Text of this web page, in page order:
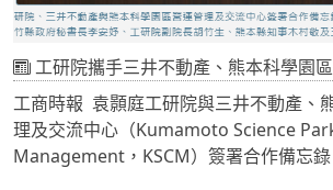
工研院攜手三井不動產、熊本科學園區 拓展半導
工商時報 袁顥庭工研院與三井不動產、
理及交流中心（Kumamoto Science
Management，KSCM）簽署合作備忘